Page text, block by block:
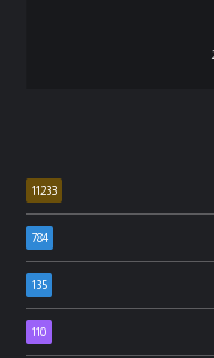
11233
784
135
110